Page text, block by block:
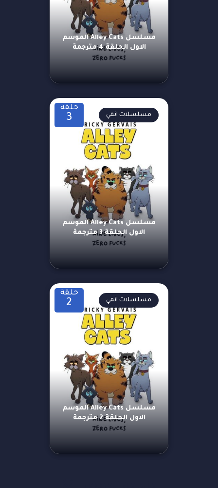
مسلسل Alley Cats الموسم
الاول الحلقة 4 مترجمة
حلقة
3
مسلسل Alley Cats الموسم
الاول الحلقة 3 مترجمة
مسلسلات انمي
حلقة
2
مسلسل Alley Cats الموسم
الاول الحلقة 2 مترجمة
مسلسلات انمي